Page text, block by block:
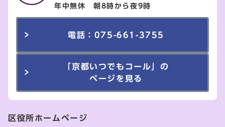
年中無休 朝8時から夜9時
電話：075-661-3755
「京都いつでもコール」の
ページを見る
区役所ホームページ